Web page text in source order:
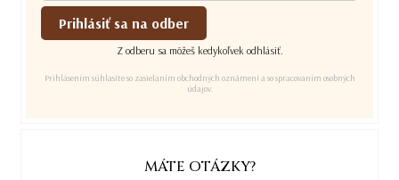
Prihlásiť sa na odber
Z odberu sa môžeš kedykoľvek odhlásiť.
Prihlásením súhlasíte so zasielaním obchodných oznámení a so spracovaním osobných
údajov.
MÁTE OTÁZKY?